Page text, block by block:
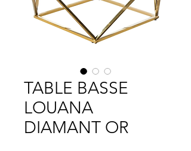
TABLE BASSE
LOUANA
DIAMANT OR